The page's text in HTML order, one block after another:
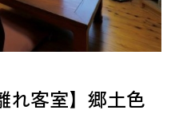
れ客室】郷土色